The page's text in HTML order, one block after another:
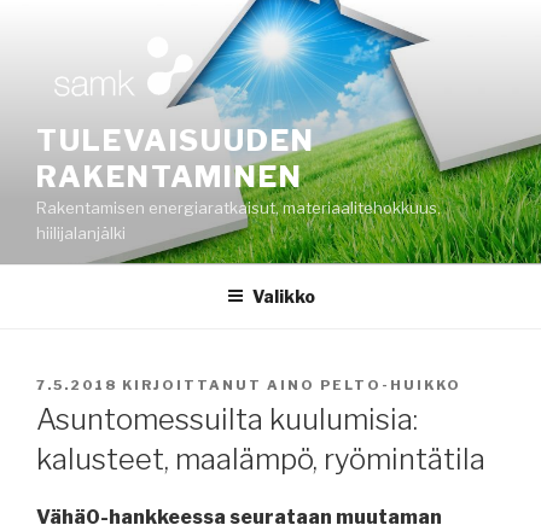
TULEVAISUUDEN
RAKENTAMINEN
Rakentamisen energiaratkaisut, materiaalitehokkuus,
hiilijalanjälki
Valikko
JULKAISTU
7.5.2018 KIRJOITTANUT AINO PELTO-HUIKKO
Asuntomessuilta kuulumisia:
kalusteet, maalämpö, ryömintätila
Vähä0-hankkeessa seurataan muutaman